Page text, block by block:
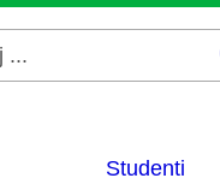
Studenti